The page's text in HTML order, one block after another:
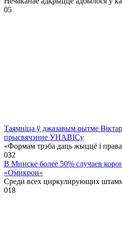
05
Таямніца ў джазавым рытме
прысвячэнне УНАВІСу
«Формам трэба даць жыццё і права
032
В Минске более 50% случаев
«Омикрон»
Среди всех циркулирующих
018